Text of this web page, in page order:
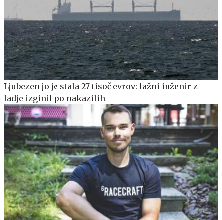
Ljubezen jo je stala 27 tisoč evrov: lažni inženir z
ladje izginil po nakazilih